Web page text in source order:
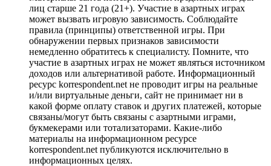
лиц старше 21 года (21+). Участие в азартных играх
может вызвать игровую зависимость. Соблюдайте
правила (принципы) ответственной игры. При
обнаружении первых признаков зависимости
немедленно обратитесь к специалисту. Помните, что
участие в азартных играх не может являться источником
доходов или альтернативой работе. Информационный
ресурс korrespondent.net не проводит игры на реальные
и/или виртуальные деньги, сайт не принимает ни в
какой форме оплату ставок и других платежей, которые
связаны/могут быть связаны с азартными играми,
букмекерами или тотализаторами. Какие-либо
материалы на информационном ресурсе
korrespondent.net публикуются исключительно в
информационных целях.